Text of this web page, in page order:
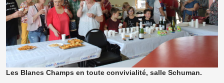
Les Blancs Champs en toute convivialité, salle Schuman.